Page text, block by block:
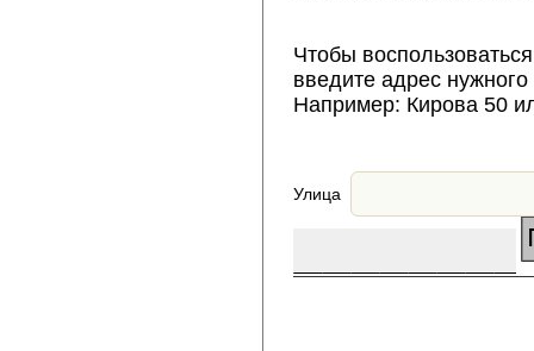
Чтобы
введите адрес
Например: Кирова 50
Улица